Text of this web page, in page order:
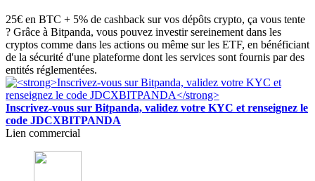
25€ en BTC + 5% de cashback sur vos dépôts crypto, ça vous tente
? Grâce à Bitpanda, vous pouvez investir sereinement dans les
cryptos comme dans les actions ou même sur les ETF, en bénéficiant
de la sécurité d'une plateforme dont les services sont fournis par des
entités réglementées.
Inscrivez-vous sur Bitpanda, validez votre KYC et renseignez le
code JDCXBITPANDA
Lien commercial